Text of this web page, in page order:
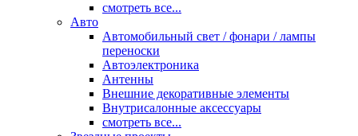
смотреть все...
Авто
Автомобильный свет / фонари / лампы
переноски
Автоэлектроника
Антенны
Внешние декоративные элементы
Внутрисалонные аксессуары
смотреть все...